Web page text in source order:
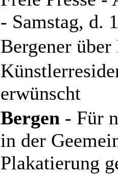
- Samstag, d.
Bergener
erwünscht
Bergen - Für
in der
Plakatierung